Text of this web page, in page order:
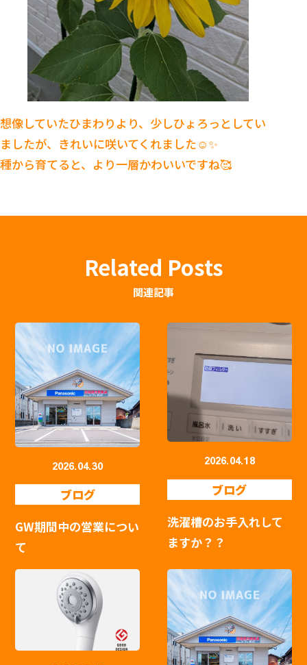
想像していたひまわりより、少しひょろっとしてい
ましたが、きれいに咲いてくれました☺️✨
種から育てると、より一層かわいいですね🥰
Related Posts
関連記事
2026.04.30
ブログ
GW期間中の営業につい
て
2026.04.18
ブログ
洗濯槽のお手入れして
ますか？？